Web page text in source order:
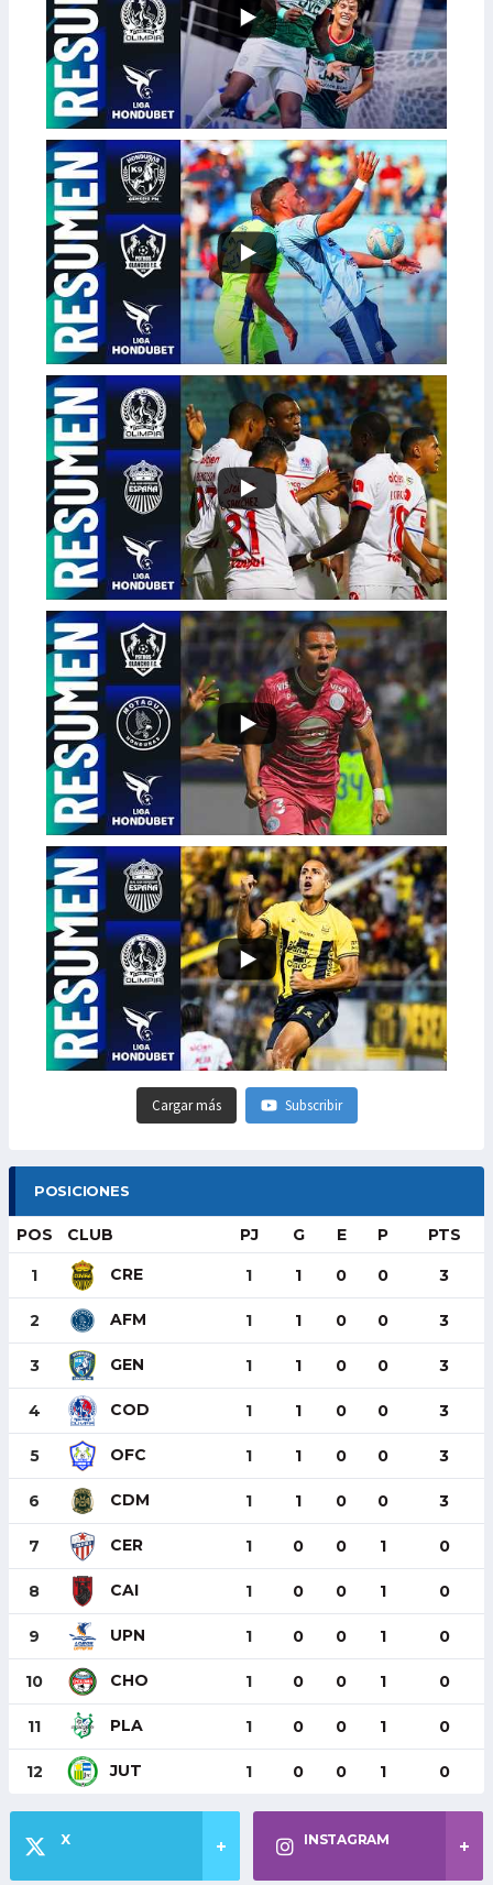
Cargar más Subscribir
POSICIONES
POS CLUB PJ G E P PTS
1 CRE 1 1 0 0 3
2 AFM 1 1 0 0 3
3 GEN 1 1 0 0 3
4 COD 1 1 0 0 3
5 OFC 1 1 0 0 3
6 CDM 1 1 0 0 3
7 CER 1 0 0 1 0
8 CAI 1 0 0 1 0
9 UPN 1 0 0 1 0
10 CHO 1 0 0 1 0
11 PLA 1 0 0 1 0
12 JUT 1 0 0 1 0
X INSTAGRAM